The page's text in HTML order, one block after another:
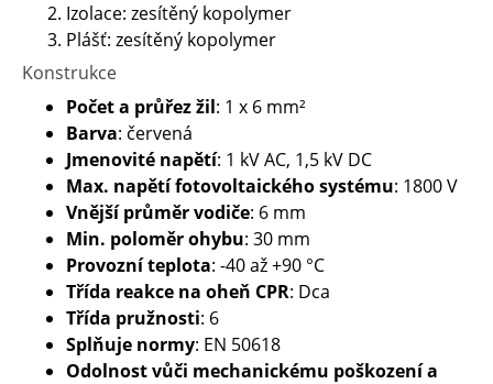
Izolace: zesítěný kopolymer
Plášť: zesítěný kopolymer
Konstrukce
Počet a průřez žil: 1 x 6 mm²
Barva: červená
Jmenovité napětí: 1 kV AC, 1,5 kV DC
Max. napětí fotovoltaického systému: 1800 V
Vnější průměr vodiče: 6 mm
Min. poloměr ohybu: 30 mm
Provozní teplota: -40 až +90 °C
Třída reakce na oheň CPR: Dca
Třída pružnosti: 6
Splňuje normy: EN 50618
Odolnost vůči mechanickému poškození a